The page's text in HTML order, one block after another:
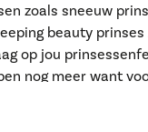
zoals sneeuw
beauty
op jou
nog meer want
op de leukste